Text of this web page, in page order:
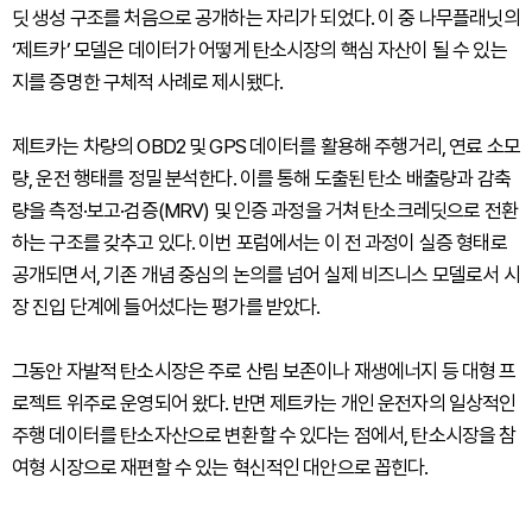
딧 생성 구조를 처음으로 공개하는 자리가 되었다. 이 중 나무플래닛의
‘제트카’ 모델은 데이터가 어떻게 탄소시장의 핵심 자산이 될 수 있는
지를 증명한 구체적 사례로 제시됐다.
제트카는 차량의 OBD2 및 GPS 데이터를 활용해 주행거리, 연료 소모
량, 운전 행태를 정밀 분석한다. 이를 통해 도출된 탄소 배출량과 감축
량을 측정·보고·검증(MRV) 및 인증 과정을 거쳐 탄소크레딧으로 전환
하는 구조를 갖추고 있다. 이번 포럼에서는 이 전 과정이 실증 형태로
공개되면서, 기존 개념 중심의 논의를 넘어 실제 비즈니스 모델로서 시
장 진입 단계에 들어섰다는 평가를 받았다.
그동안 자발적 탄소시장은 주로 산림 보존이나 재생에너지 등 대형 프
로젝트 위주로 운영되어 왔다. 반면 제트카는 개인 운전자의 일상적인
주행 데이터를 탄소자산으로 변환할 수 있다는 점에서, 탄소시장을 참
여형 시장으로 재편할 수 있는 혁신적인 대안으로 꼽힌다.